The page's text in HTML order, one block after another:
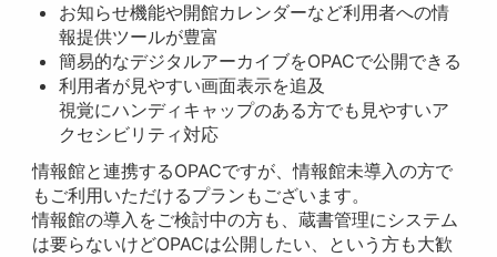
お知らせ機能や開館カレンダーなど利用者への情
報提供ツールが豊富
簡易的なデジタルアーカイブをOPACで公開できる
利用者が見やすい画面表示を追及
視覚にハンディキャップのある方でも見やすいア
クセシビリティ対応
情報館と連携するOPACですが、情報館未導入の方で
もご利用いただけるプランもございます。
情報館の導入をご検討中の方も、蔵書管理にシステム
は要らないけどOPACは公開したい、という方も大歓